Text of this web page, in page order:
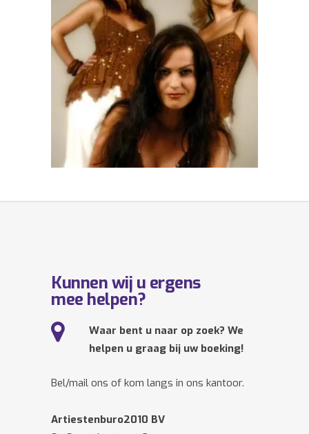
Kunnen wij u ergens
mee helpen?
Waar bent u naar op zoek? We
helpen u graag bij uw boeking!
Bel/mail ons of kom langs in ons kantoor.
Artiestenburo2010 BV